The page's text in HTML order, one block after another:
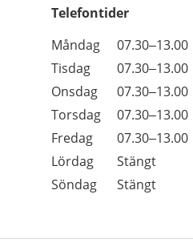
Telefontider
Dag
Öppettider
Kommentarer
Måndag
07.30–13.00
Tisdag
07.30–13.00
Onsdag
07.30–13.00
Torsdag
07.30–13.00
Fredag
07.30–13.00
Lördag
Stängt
Söndag
Stängt